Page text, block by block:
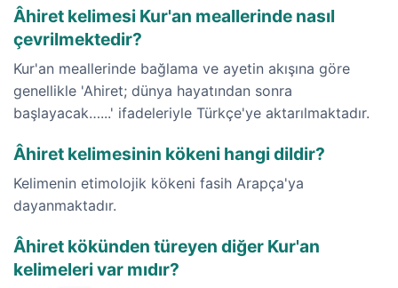
Âhiret kelimesi Kur'an meallerinde nasıl
çevrilmektedir?
Kur'an meallerinde bağlama ve ayetin akışına göre
genellikle 'Ahiret; dünya hayatından sonra
başlayacak…...' ifadeleriyle Türkçe'ye aktarılmaktadır.
Âhiret kelimesinin kökeni hangi dildir?
Kelimenin etimolojik kökeni fasih Arapça'ya
dayanmaktadır.
Âhiret kökünden türeyen diğer Kur'an
kelimeleri var mıdır?